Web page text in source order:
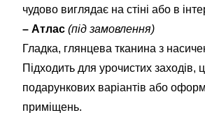
чудово виглядає на стіні або в
– Атлас (під замовлення)
Гладка, глянцева тканина з
Підходить для урочистих заходів,
подарункових варіантів або
приміщень.